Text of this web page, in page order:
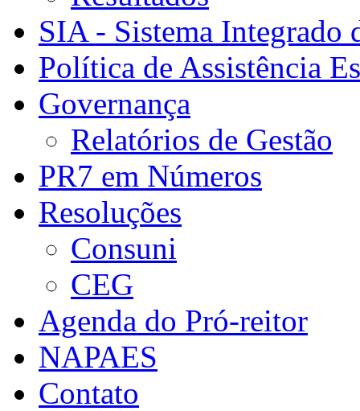
SIA - Sistema Integrado
Política de Assistência
Governança
Relatórios de Gestão
PR7 em Números
Resoluções
Consuni
CEG
Agenda do Pró-reitor
NAPAES
Contato